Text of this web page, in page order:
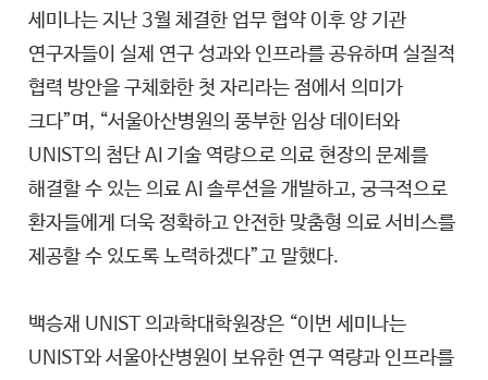
세미나는 지난 3월 체결한 업무 협약 이후 양 기관
연구자들이 실제 연구 성과와 인프라를 공유하며 실질적
협력 방안을 구체화한 첫 자리라는 점에서 의미가
크다”며, “서울아산병원의 풍부한 임상 데이터와
UNIST의 첨단 AI 기술 역량으로 의료 현장의 문제를
해결할 수 있는 의료 AI 솔루션을 개발하고, 궁극적으로
환자들에게 더욱 정확하고 안전한 맞춤형 의료 서비스를
제공할 수 있도록 노력하겠다”고 말했다.
백승재 UNIST 의과학대학원장은 “이번 세미나는
UNIST와 서울아산병원이 보유한 연구 역량과 인프라를